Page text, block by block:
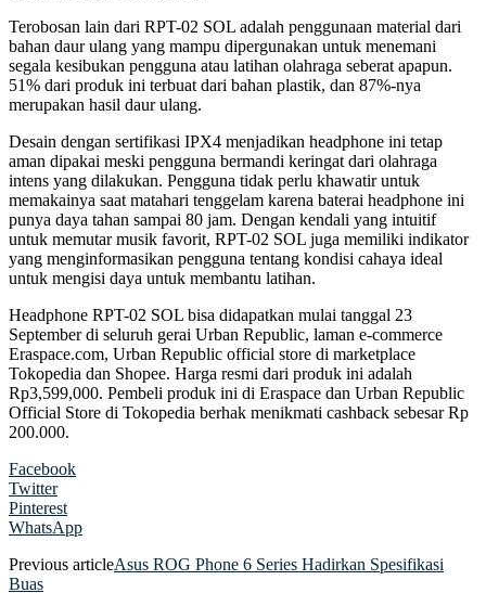
Terobosan lain dari RPT-02 SOL adalah penggunaan material dari
bahan daur ulang yang mampu dipergunakan untuk menemani
segala kesibukan pengguna atau latihan olahraga seberat apapun.
51% dari produk ini terbuat dari bahan plastik, dan 87%-nya
merupakan hasil daur ulang.
Desain dengan sertifikasi IPX4 menjadikan headphone ini tetap
aman dipakai meski pengguna bermandi keringat dari olahraga
intens yang dilakukan. Pengguna tidak perlu khawatir untuk
memakainya saat matahari tenggelam karena baterai headphone ini
punya daya tahan sampai 80 jam. Dengan kendali yang intuitif
untuk memutar musik favorit, RPT-02 SOL juga memiliki indikator
yang menginformasikan pengguna tentang kondisi cahaya ideal
untuk mengisi daya untuk membantu latihan.
Headphone RPT-02 SOL bisa didapatkan mulai tanggal 23
September di seluruh gerai Urban Republic, laman e-commerce
Eraspace.com, Urban Republic official store di marketplace
Tokopedia dan Shopee. Harga resmi dari produk ini adalah
Rp3,599,000. Pembeli produk ini di Eraspace dan Urban Republic
Official Store di Tokopedia berhak menikmati cashback sebesar Rp
200.000.
Facebook
Twitter
Pinterest
WhatsApp
Previous articleAsus ROG Phone 6 Series Hadirkan Spesifikasi
Buas